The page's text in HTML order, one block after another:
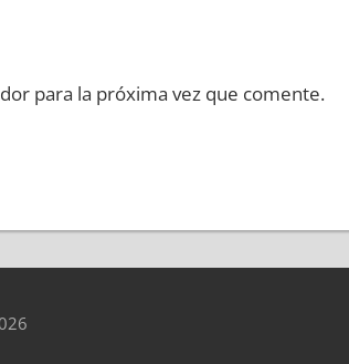
para la próxima vez que comente.